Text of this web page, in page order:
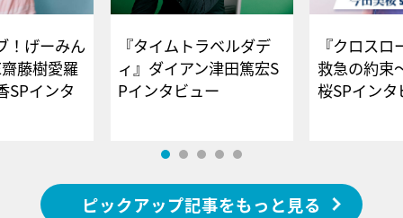
！げーみん
藤樹愛羅
SPインタ
『タイムトラベルダデ
ィ』ダイアン津田篤宏S
Pインタビュー
『クロス
救急の約束
桜SPイ
ピックアップ記事をもっと見る